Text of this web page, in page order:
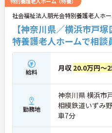
社会福祉法人朋光会特別養護老人ホ
【神奈川県／横浜市戸
特養護老人ホームで相談
給料 月収 20.0万円～
勤務地
神奈川県 横浜市
相模鉄道いずみ
車7分